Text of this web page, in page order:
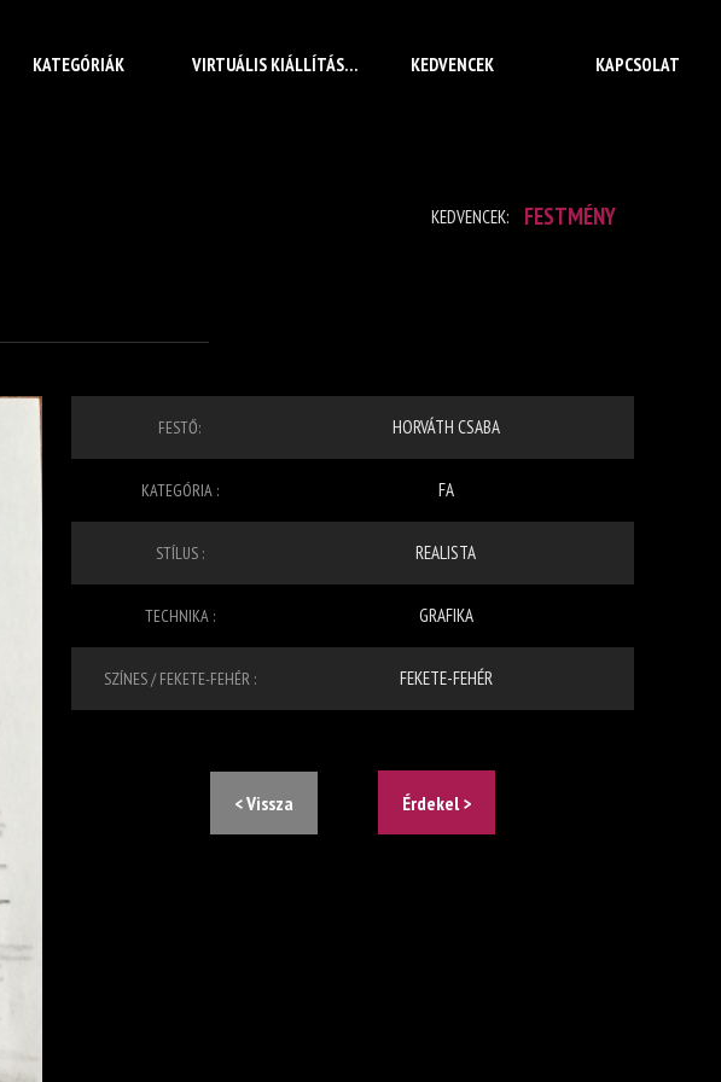
KATEGÓRIÁK VIRTUÁLIS KIÁLLÍTÁS KEDVENCEK KAPCSOLAT
KEDVENCEK: FESTMÉNY
FESTŐ: HORVÁTH CSABA
KATEGÓRIA : FA
STÍLUS : REALISTA
TECHNIKA : GRAFIKA
SZÍNES / FEKETE-FEHÉR : FEKETE-FEHÉR
< Vissza Érdekel >